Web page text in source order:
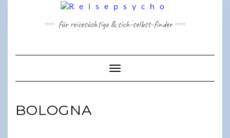
für reisesüchtige & sich-selbst-finder
Toggle Navigation
BOLOGNA